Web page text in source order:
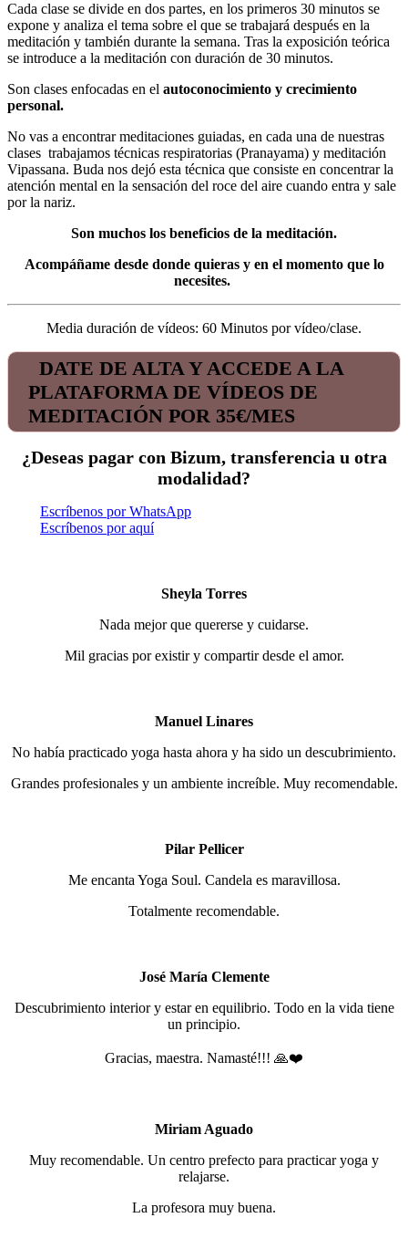
Cada clase se divide en dos partes, en los primeros 30 minutos se
expone y analiza el tema sobre el que se trabajará después en la
meditación y también durante la semana. Tras la exposición teórica
se introduce a la meditación con duración de 30 minutos.
Son clases enfocadas en el autoconocimiento y crecimiento
personal.
No vas a encontrar meditaciones guiadas, en cada una de nuestras
clases trabajamos técnicas respiratorias (Pranayama) y meditación
Vipassana. Buda nos dejó esta técnica que consiste en concentrar la
atención mental en la sensación del roce del aire cuando entra y sale
por la nariz.
Son muchos los beneficios de la meditación.
Acompáñame desde donde quieras y en el momento que lo
necesites.
Media duración de vídeos: 60 Minutos por vídeo/clase.
DATE DE ALTA Y ACCEDE A LA
PLATAFORMA DE VÍDEOS DE
MEDITACIÓN POR 35€/MES
¿Deseas pagar con Bizum, transferencia u otra
modalidad?
Escríbenos por WhatsApp
Escríbenos por aquí
Sheyla Torres
Nada mejor que quererse y cuidarse.
Mil gracias por existir y compartir desde el amor.
Manuel Linares
No había practicado yoga hasta ahora y ha sido un descubrimiento.
Grandes profesionales y un ambiente increíble. Muy recomendable.
Pilar Pellicer
Me encanta Yoga Soul. Candela es maravillosa.
Totalmente recomendable.
José María Clemente
Descubrimiento interior y estar en equilibrio. Todo en la vida tiene
un principio.
Gracias, maestra. Namasté!!! 🙏❤️
Miriam Aguado
Muy recomendable. Un centro prefecto para practicar yoga y
relajarse.
La profesora muy buena.